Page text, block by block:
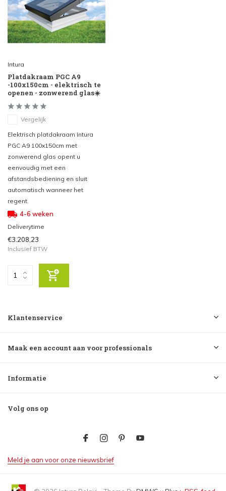
Intura
Platdakraam PGC A9
-100x150cm - elektrisch te
openen - zonwerend glas☀️
Vergelijk
Elektrisch platdakraam Intura
PGC A9 100x150cm met
zonwerend glas opent u
eenvoudig met een
afstandsbediening en sluit
automatisch wanneer het
regent.
4-6 weken
Deliverytime
€3.208,23
Inclusief BTW
Klantenservice
Maak een account aan voor professionals
Informatie
Volg ons op
Meld je aan voor onze nieuwsbrief